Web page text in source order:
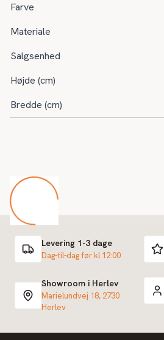
Farve
Materiale
Salgsenhed
Højde (cm)
Bredde (cm)
Levering 1-3 dage
Dag-til-dag før kl 12:00
Showroom i Herlev
Marielundvej 18, 2730
Herlev